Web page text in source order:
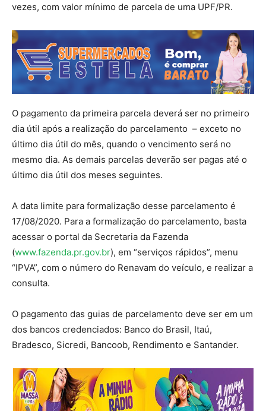
vezes, com valor mínimo de parcela de uma UPF/PR.
O pagamento da primeira parcela deverá ser no primeiro
dia útil após a realização do parcelamento – exceto no
último dia útil do mês, quando o vencimento será no
mesmo dia. As demais parcelas deverão ser pagas até o
último dia útil dos meses seguintes.
A data limite para formalização desse parcelamento é
17/08/2020. Para a formalização do parcelamento, basta
acessar o portal da Secretaria da Fazenda
(www.fazenda.pr.gov.br), em “serviços rápidos”, menu
“IPVA”, com o número do Renavam do veículo, e realizar a
consulta.
O pagamento das guias de parcelamento deve ser em um
dos bancos credenciados: Banco do Brasil, Itaú,
Bradesco, Sicredi, Bancoob, Rendimento e Santander.